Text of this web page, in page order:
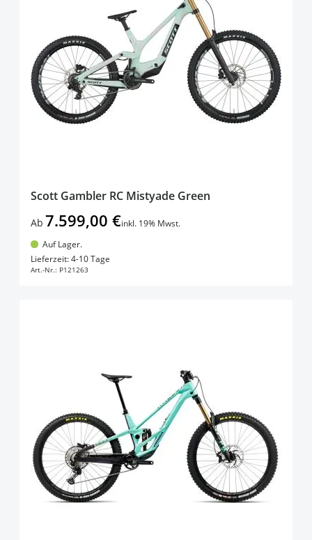
Scott Gambler RC Mistyade Green
Ab 7.599,00 €inkl. 19% Mwst.
Auf Lager.
Lieferzeit: 4-10 Tage
Art.-Nr.: P121263